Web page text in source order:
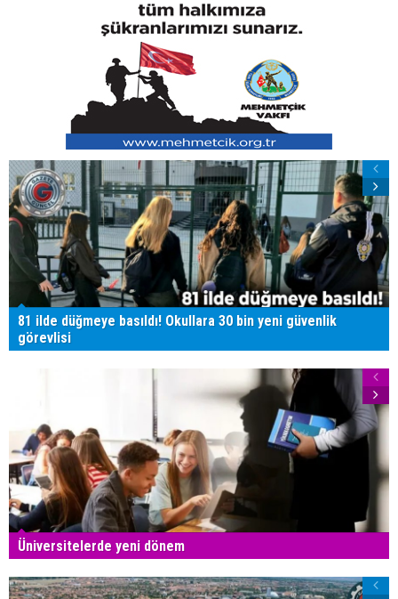
81 ilde düğmeye basıldı! Okullara 30 bin yeni güvenlik
görevlisi
Üniversitelerde yeni dönem